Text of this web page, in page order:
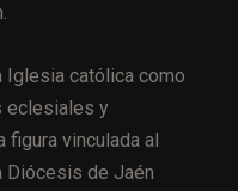
Iglesia católica como
eclesiales y
vinculada al
Diócesis de Jaén